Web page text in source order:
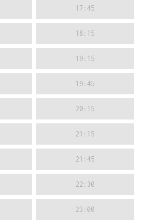
17:45
18:15
19:15
19:45
20:15
21:15
21:45
22:30
23:00